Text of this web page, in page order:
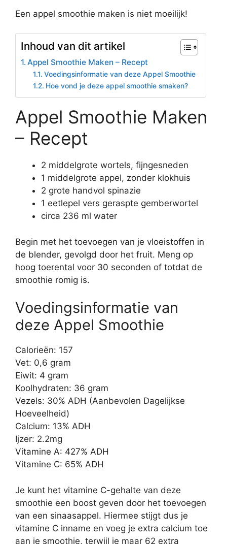
Een appel smoothie maken is niet moeilijk!
Inhoud van dit artikel
Appel Smoothie Maken – Recept
Voedingsinformatie van deze Appel Smoothie
Hoe vond je deze appel smoothie smaken?
Appel Smoothie Maken
– Recept
2 middelgrote wortels, fijngesneden
1 middelgrote appel, zonder klokhuis
2 grote handvol spinazie
1 eetlepel vers geraspte gemberwortel
circa 236 ml water
Begin met het toevoegen van je vloeistoffen in
de blender, gevolgd door het fruit. Meng op
hoog toerental voor 30 seconden of totdat de
smoothie romig is.
Voedingsinformatie van
deze Appel Smoothie
Calorieën: 157
Vet: 0,6 gram
Eiwit: 4 gram
Koolhydraten: 36 gram
Vezels: 30% ADH (Aanbevolen Dagelijkse
Hoeveelheid)
Calcium: 13% ADH
Ijzer: 2.2mg
Vitamine A: 427% ADH
Vitamine C: 65% ADH
Je kunt het vitamine C-gehalte van deze
smoothie een boost geven door het toevoegen
van een sinaasappel. Hiermee stijgt dus je
vitamine C inname en voeg je extra calcium toe
aan je smoothie, terwijl je maar 62 extra